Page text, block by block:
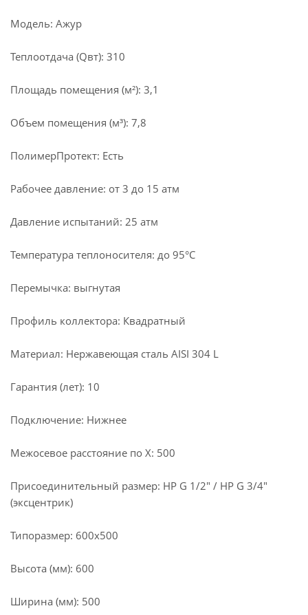
Модель: Ажур
Теплоотдача (Qвт): 310
Площадь помещения (м²): 3,1
Объем помещения (м³): 7,8
ПолимерПротект: Есть
Рабочее давление: от 3 до 15 атм
Давление испытаний: 25 атм
Температура теплоносителя: до 95°С
Перемычка: выгнутая
Профиль коллектора: Квадратный
Материал: Нержавеющая сталь AISI 304 L
Гарантия (лет): 10
Подключение: Нижнее
Межосевое расстояние по X: 500
Присоединительный размер: НР G 1/2" / НР G 3/4"
(эксцентрик)
Типоразмер: 600x500
Высота (мм): 600
Ширина (мм): 500